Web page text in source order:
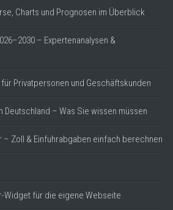
Charts und Prognosen im Überblick
– Expertenanalysen &
Privatpersonen und Geschäftskunden
Deutschland – Was Sie wissen müssen
Zoll & Einfuhrabgaben einfach berechnen
Widget für die eigene Webseite